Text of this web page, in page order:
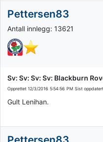
Pettersen83
Antall innlegg: 13621
Sv: Sv: Sv: Sv: Blackburn
Opprettet 12/3/2016 5:54:56 PM Sist oppdatert
Gult Lenihan.